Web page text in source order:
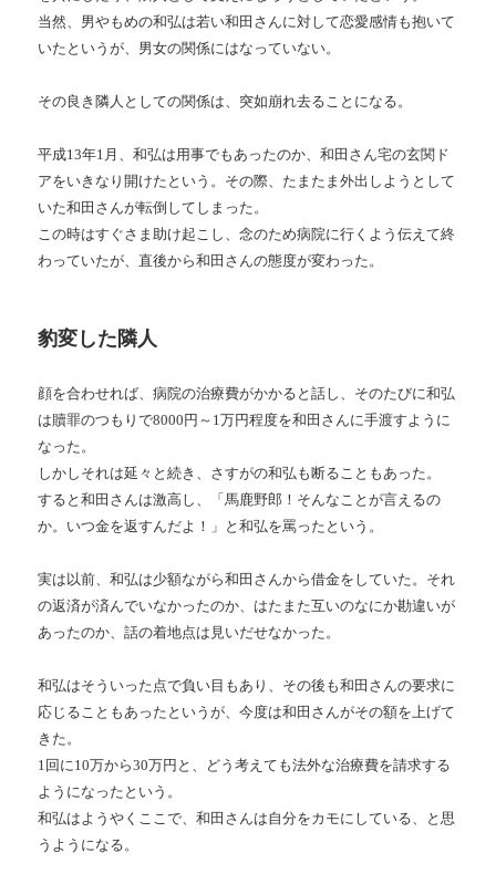
当然、男やもめの和弘は若い和田さんに対して恋愛感情も抱いて
いたというが、男女の関係にはなっていない。
その良き隣人としての関係は、突如崩れ去ることになる。
平成13年1月、和弘は用事でもあったのか、和田さん宅の玄関ド
アをいきなり開けたという。その際、たまたま外出しようとして
いた和田さんが転倒してしまった。
この時はすぐさま助け起こし、念のため病院に行くよう伝えて終
わっていたが、直後から和田さんの態度が変わった。
豹変した隣人
顔を合わせれば、病院の治療費がかかると話し、そのたびに和弘
は贖罪のつもりで8000円～1万円程度を和田さんに手渡すように
なった。
しかしそれは延々と続き、さすがの和弘も断ることもあった。
すると和田さんは激高し、「馬鹿野郎！そんなことが言えるの
か。いつ金を返すんだよ！」と和弘を罵ったという。
実は以前、和弘は少額ながら和田さんから借金をしていた。それ
の返済が済んでいなかったのか、はたまた互いのなにか勘違いが
あったのか、話の着地点は見いだせなかった。
和弘はそういった点で負い目もあり、その後も和田さんの要求に
応じることもあったというが、今度は和田さんがその額を上げて
きた。
1回に10万から30万円と、どう考えても法外な治療費を請求する
ようになったという。
和弘はようやくここで、和田さんは自分をカモにしている、と思
うようになる。